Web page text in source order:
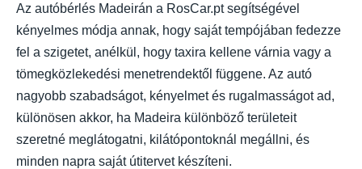
Az autóbérlés Madeirán a RosCar.pt segítségével
kényelmes módja annak, hogy saját tempójában fedezze
fel a szigetet, anélkül, hogy taxira kellene várnia vagy a
tömegközlekedési menetrendektől függene. Az autó
nagyobb szabadságot, kényelmet és rugalmasságot ad,
különösen akkor, ha Madeira különböző területeit
szeretné meglátogatni, kilátópontoknál megállni, és
minden napra saját útitervet készíteni.